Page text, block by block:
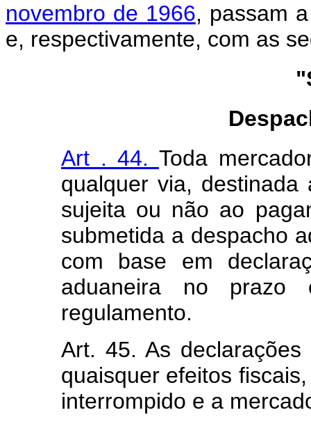
novembro de 1966, passam
e, respectivamente, com as
Art . 44. Toda
qualquer via,
sujeita ou não ao
submetida a despacho
com base em
aduaneira no
regulamento.
Art. 45. As
quaisquer efeitos
interrompido e a